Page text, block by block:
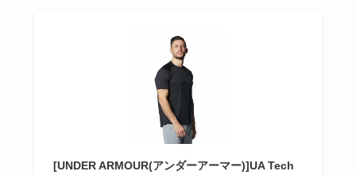
[UNDER ARMOUR(アンダーアーマー)]UA Tech